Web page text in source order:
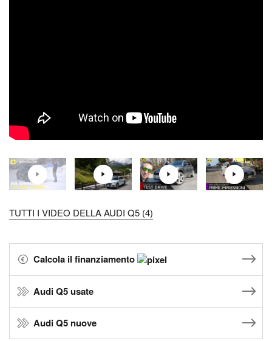
TUTTI I VIDEO DELLA AUDI Q5 (4)
Calcola il finanziamento
Audi Q5 usate
Audi Q5 nuove